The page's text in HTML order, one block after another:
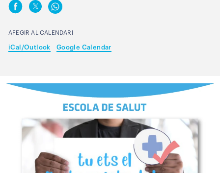
AFEGIR AL CALENDARI
iCal/Outlook Google Calendar